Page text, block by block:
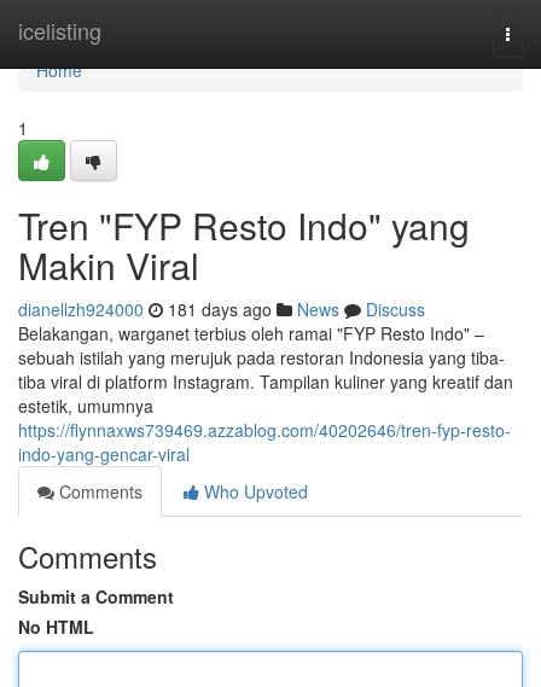
icelisting
Home
Home
1
Tren "FYP Resto Indo" yang
Makin Viral
dianellzh924000 181 days ago News
Discuss
Belakangan, warganet terbius oleh ramai "FYP Resto Indo" –
sebuah istilah yang merujuk pada restoran Indonesia yang tiba-
tiba viral di platform Instagram. Tampilan kuliner yang kreatif dan
estetik, umumnya
https://flynnaxws739469.azzablog.com/40202646/tren-fyp-resto-
indo-yang-gencar-viral
Comments
Who Upvoted
Comments
Submit a Comment
No HTML